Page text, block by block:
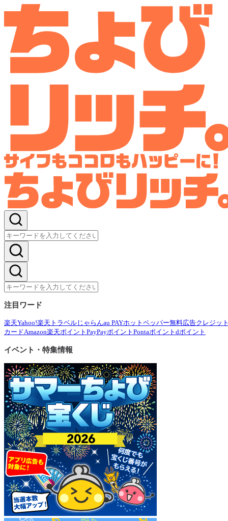
注目ワード
楽天Yahoo!楽天トラベル じゃらんau PAYホットペッパー無料広告クレジッ
カードAmazon楽天ポイント PayPayポイント Pontaポイント dポイント
イベント・特集情報